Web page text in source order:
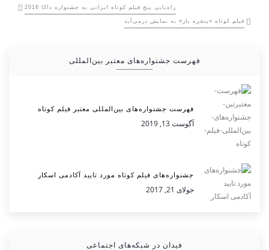
راه‌یابی پنج فیلم کوتاه ایرانی به جشنواره داکا 2016
فیلم کوتاه «پنجره باز» به نمایش درمی‌آید
فهرست جشنواره‌های معتبر بین‌المللی
فهرست جشنواره‌های بین‌المللی معتبر فیلم کوتاه
آگوست 13, 2019
جشنواره‌های فیلم کوتاه مورد تایید آکادمی اسکار
جولای 21, 2017
فیدان در شبکه‌های اجتماعی